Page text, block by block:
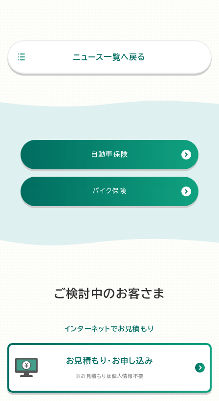
ニュース一覧へ戻る
自動車保険
バイク保険
ご検討中のお客さま
インターネットでお見積もり
お見積もり・お申し込み
※お見積もりは個人情報不要